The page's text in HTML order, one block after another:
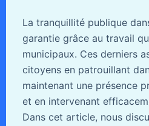
La tranquillité publique
garantie grâce au travail
municipaux. Ces derniers
citoyens en patrouillant
maintenant une présence
et en intervenant
Dans cet article, nous